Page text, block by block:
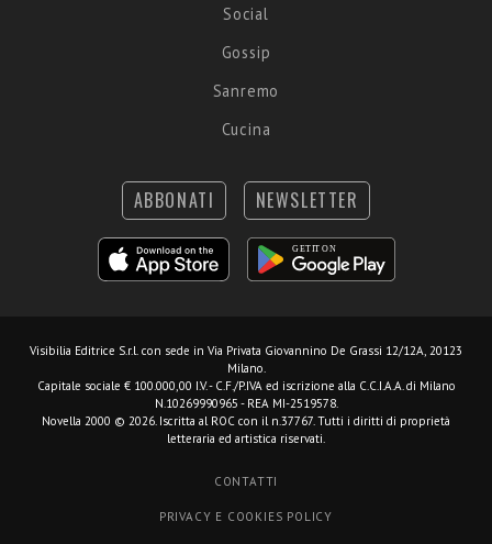
Social
Gossip
Sanremo
Cucina
ABBONATI NEWSLETTER
Visibilia Editrice S.r.l. con sede in Via Privata Giovannino De Grassi 12/12A, 20123
Milano.
Capitale sociale € 100.000,00 I.V. - C.F./P.IVA ed iscrizione alla C.C.I.A.A. di Milano
N.10269990965 - REA MI-2519578.
Novella 2000 © 2026. Iscritta al ROC con il n.37767. Tutti i diritti di proprietà
letteraria ed artistica riservati.
CONTATTI
PRIVACY E COOKIES POLICY